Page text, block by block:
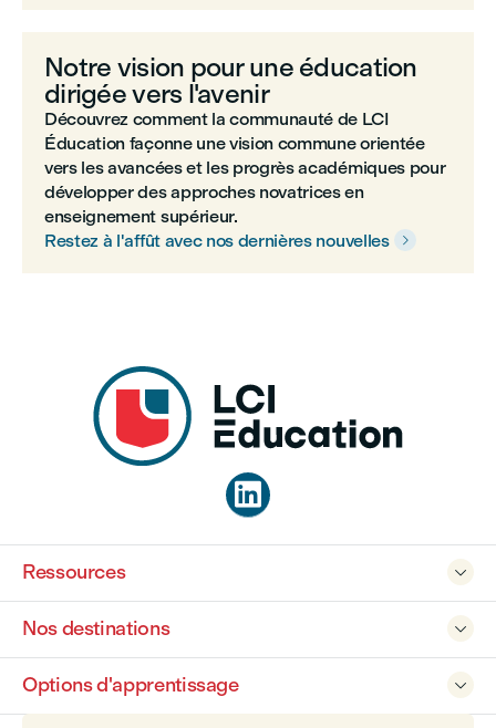
Notre vision pour une éducation
dirigée vers l'avenir
Découvrez comment la communauté de LCI
Éducation façonne une vision commune orientée
vers les avancées et les progrès académiques pour
développer des approches novatrices en
enseignement supérieur.
Restez à l'affût avec nos dernières nouvelles



Ressources

Nos destinations

Options d'apprentissage